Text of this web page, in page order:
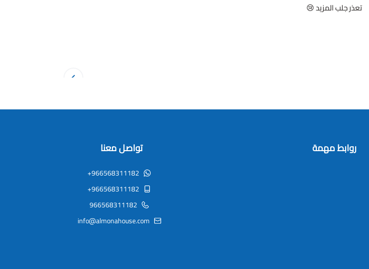
تعذر جلب المزيد 😢
روابط مهمة تواصل معنا
+966568311182
+966568311182
966568311182
info@almonahouse.com